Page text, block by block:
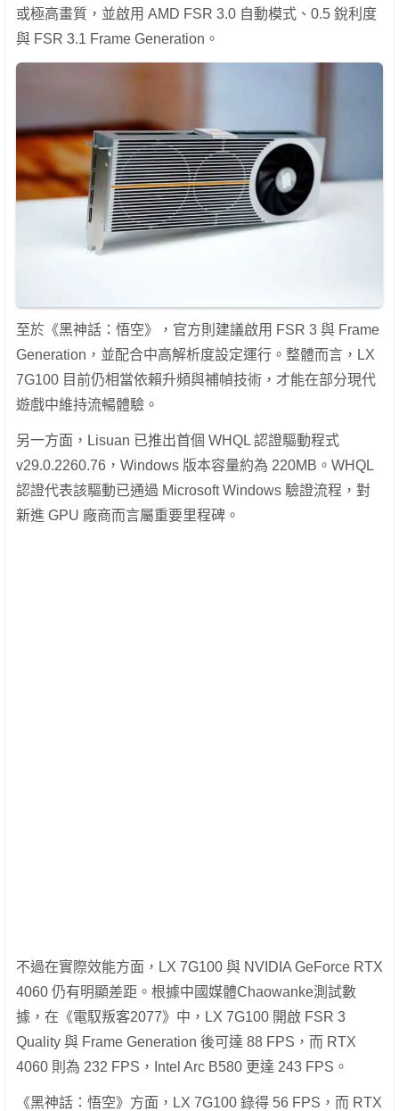
或極高畫質，並啟用 AMD FSR 3.0 自動模式、0.5 銳利度
與 FSR 3.1 Frame Generation。
至於《黑神話：悟空》，官方則建議啟用 FSR 3 與 Frame
Generation，並配合中高解析度設定運行。整體而言，LX
7G100 目前仍相當依賴升頻與補幀技術，才能在部分現代
遊戲中維持流暢體驗。
另一方面，Lisuan 已推出首個 WHQL 認證驅動程式
v29.0.2260.76，Windows 版本容量約為 220MB。WHQL
認證代表該驅動已通過 Microsoft Windows 驗證流程，對
新進 GPU 廠商而言屬重要里程碑。
不過在實際效能方面，LX 7G100 與 NVIDIA GeForce RTX
4060 仍有明顯差距。根據中國媒體Chaowanke測試數
據，在《電馭叛客2077》中，LX 7G100 開啟 FSR 3
Quality 與 Frame Generation 後可達 88 FPS，而 RTX
4060 則為 232 FPS，Intel Arc B580 更達 243 FPS。
《黑神話：悟空》方面，LX 7G100 錄得 56 FPS，而 RTX